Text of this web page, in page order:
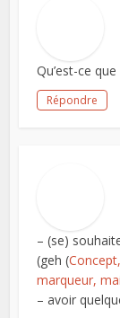
Qu’est-ce
Répondre
– (se)
(geh (
marqueur,
– avoir